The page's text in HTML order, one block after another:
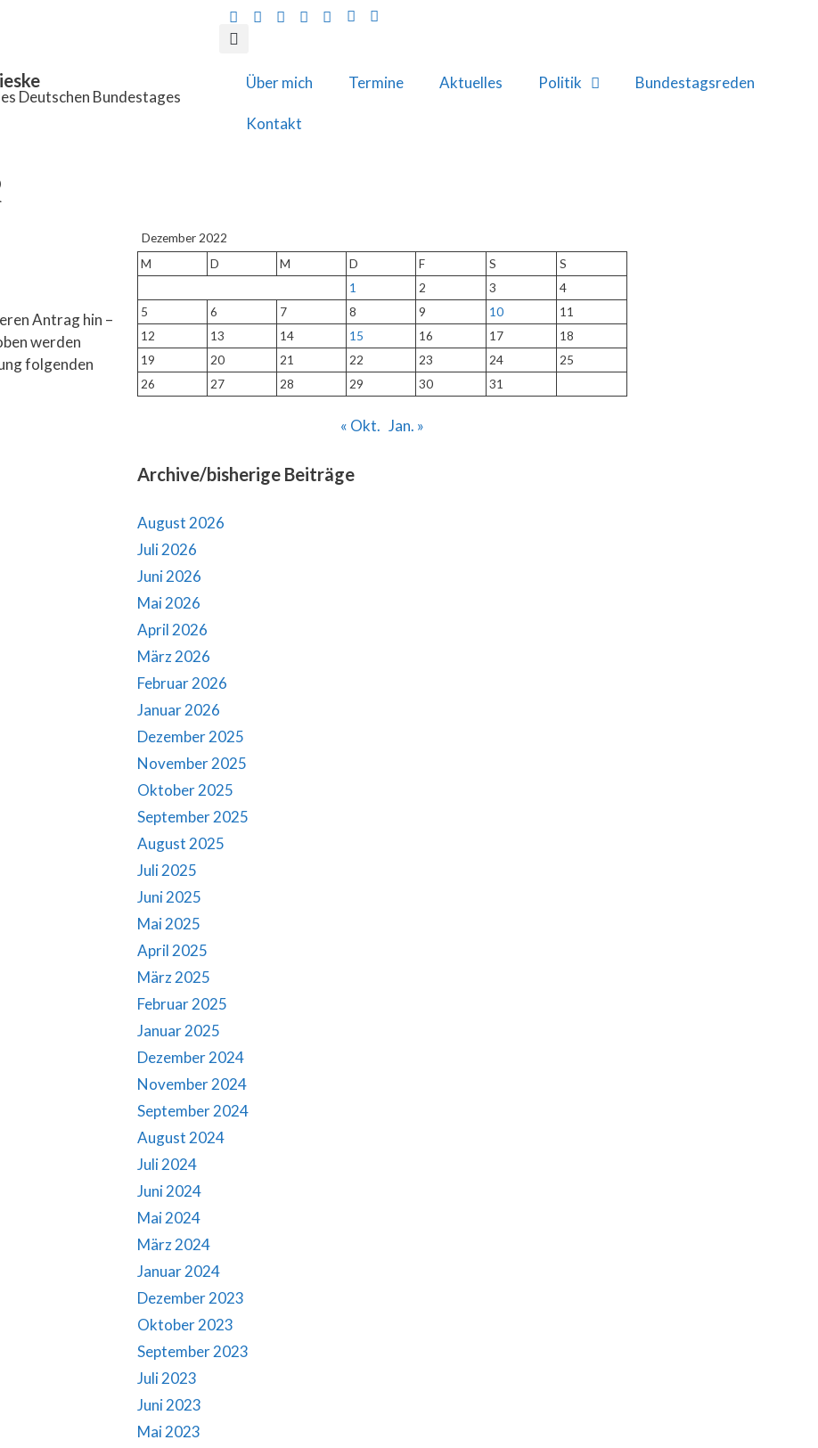
Deutschen Bundestages
Über mich Termine Aktuelles Politik Bundestagsreden
Kontakt
Antrag hin –
werden
folgenden
Dezember 2022
M
D M D F S
S
1
2 3
4
5
6 7 8 9 10
11
12
13 14 15 16 17
18
19
20 21 22 23 24
25
26
27 28 29 30 31
« Okt. Jan. »
Archive/bisherige Beiträge
August 2026
Juli 2026
Juni 2026
Mai 2026
April 2026
März 2026
Februar 2026
Januar 2026
Dezember 2025
November 2025
Oktober 2025
September 2025
August 2025
Juli 2025
Juni 2025
Mai 2025
April 2025
März 2025
Februar 2025
Januar 2025
Dezember 2024
November 2024
September 2024
August 2024
Juli 2024
Juni 2024
Mai 2024
März 2024
Januar 2024
Dezember 2023
Oktober 2023
September 2023
Juli 2023
Juni 2023
Mai 2023